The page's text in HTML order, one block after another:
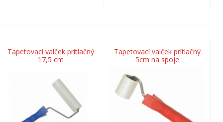
Tapetovací valček prítlačný
17,5 cm
Tapetovací valček prítlačný
5cm na spoje